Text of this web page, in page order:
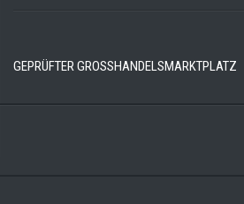
GEPRÜFTER GROSSHANDELSMARKTPLATZ